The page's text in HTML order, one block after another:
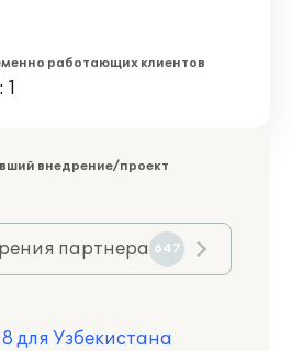
работающих клиентов
1
внедрение/проект
партнера 647
для Узбекистана